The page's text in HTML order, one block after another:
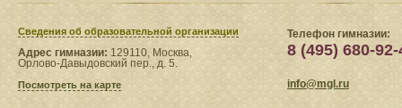
Сведения​ об образовательной организации
Адрес гимназии: 129110, Москва,
Орлово-Давыдовский пер., д. 5.
Посмотреть на карте
Телефон гимназии:
8 (495) 680-92-
info@mgl.ru